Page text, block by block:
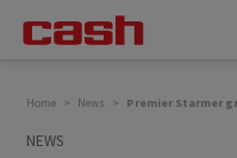
Home News Premier Starmer
NEWS